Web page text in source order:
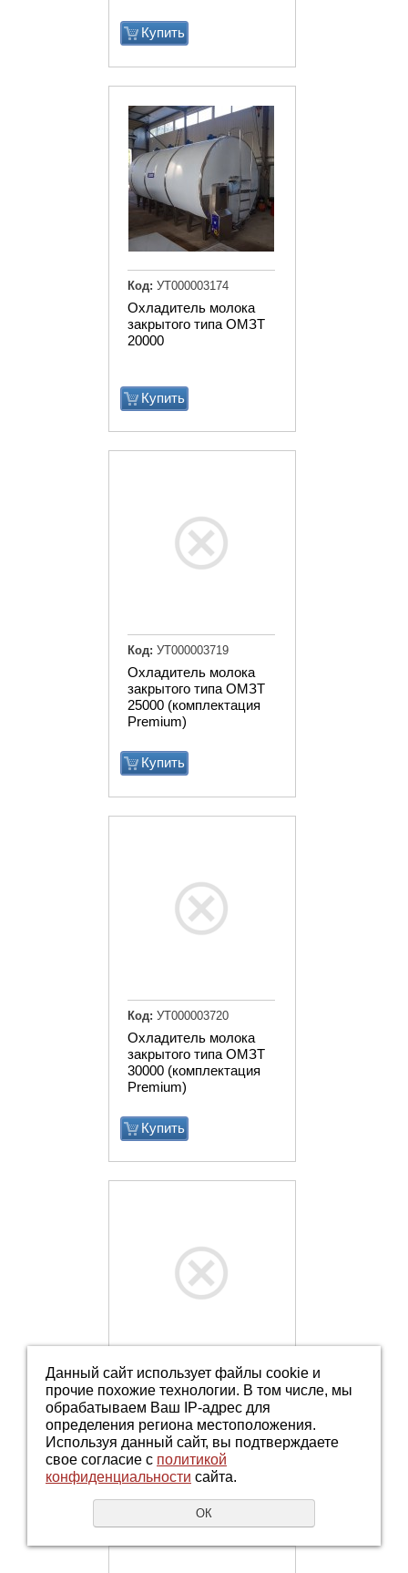
Купить
Охладитель молока
закрытого типа ОМЗТ
20000
Купить
Код: УТ000003174
Охладитель молока
закрытого типа ОМЗТ
25000 (комплектация
Premium)
Купить
Код: УТ000003719
Охладитель молока
закрытого типа ОМЗТ
30000 (комплектация
Premium)
Купить
Код: УТ000003720
Весовая система для
охладителя закрытого
типа 4000-8000 кг (без
монтажного комплекта)
Код:УТ000003968
Данный сайт использует файлы cookie и
прочие похожие технологии. В том числе, мы
обрабатываем Ваш IP-адрес для
определения региона местоположения.
Используя данный сайт, вы подтверждаете
свое согласие с политикой
конфиденциальности сайта.
ОК